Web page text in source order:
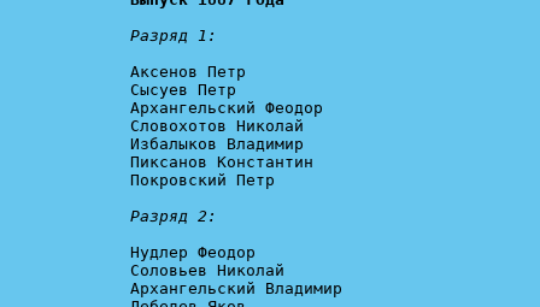
Разряд 1:
Аксенов Петр
Сысуев Петр
Архангельский Феодор
Словохотов Николай
Избалыков Владимир
Пиксанов Константин
Покровский Петр
Разряд 2:
Нудлер Феодор
Соловьев Николай
Архангельский Владимир